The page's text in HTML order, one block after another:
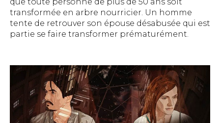
transformée en arbre nourricier. Un homme
tente de retrouver son épouse désabusée qui est
partie se faire transformer prématurément.